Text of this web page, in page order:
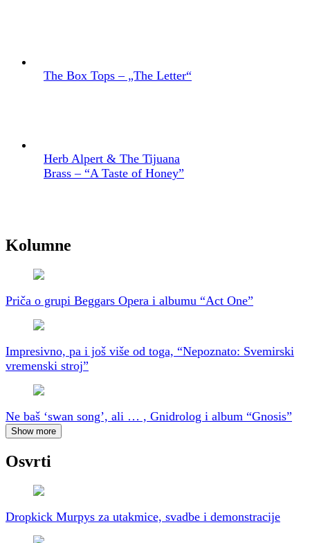
The Box Tops – „The Letter“
Herb Alpert & The Tijuana
Brass – “A Taste of Honey”
Kolumne
Priča o grupi Beggars Opera i albumu “Act One”
Impresivno, pa i još više od toga, “Nepoznato: Svemirski
vremenski stroj”
Ne baš ‘swan song’, ali … , Gnidrolog i album “Gnosis”
Show more
Osvrti
Dropkick Murpys za utakmice, svadbe i demonstracije